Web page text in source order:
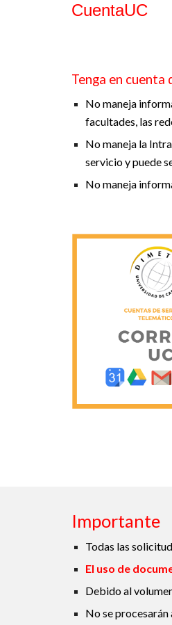
CuentaUC
Tenga en cuenta
No maneja
facultades, las
No maneja la
servicio y puede
No maneja
Importante
Todas las
El uso de
Debido al
No se